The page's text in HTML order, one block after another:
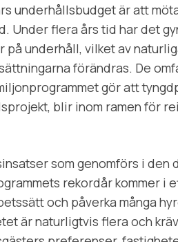
underhållsbudget är att
Under flera års tid har det
underhåll, vilket av
förändras. De
gör att
blir inom ramen för
som genomförs i den
rekordår kommer i
och påverka många
är naturligtvis flera och